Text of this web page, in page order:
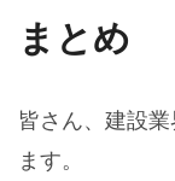
まとめ
皆さん、建設
ます。